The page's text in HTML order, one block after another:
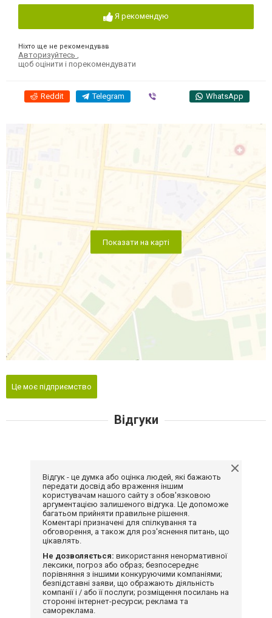
Я рекомендую
Ніхто ще не рекомендував
Авторизуйтесь
щоб оцінити і порекомендувати
Reddit Telegram WhatsApp
Показати на карті
Це моє підприємство
Відгуки
Відгук - це думка або оцінка людей, які бажають
передати досвід або враження іншим
користувачам нашого сайту з обов'язковою
аргументацією залишеного відгука. Це допоможе
багатьом прийняти правильне рішення.
Коментарі призначені для спілкування та
обговорення, а також для роз'яснення питань, що
цікавлять.
Не дозволяється: використання ненормативної
лексики, погроз або образ; безпосереднє
порівняння з іншими конкуруючими компаніями;
безпідставні заяви, що ображають діяльність
компанії і / або її послуги; розміщення посилань на
сторонні інтернет-ресурси; реклама та
самореклама.